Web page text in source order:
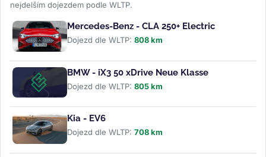
nejdelším dojezdem podle WLTP.
Mercedes-Benz - CLA 250+ Electric
Dojezd dle WLTP: 808 km
BMW - iX3 50 xDrive Neue Klasse
Dojezd dle WLTP: 805 km
Kia - EV6
Dojezd dle WLTP: 708 km